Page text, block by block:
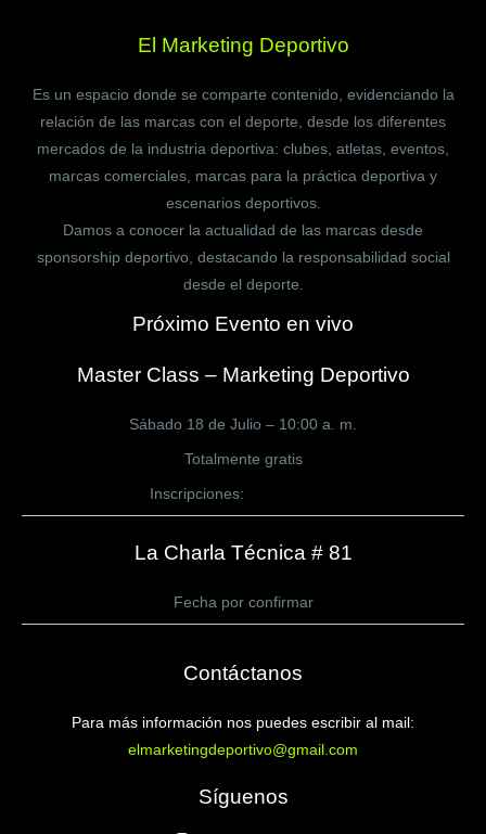
El Marketing Deportivo
Es un espacio donde se comparte contenido, evidenciando la
relación de las marcas con el deporte, desde los diferentes
mercados de la industria deportiva: clubes, atletas, eventos,
marcas comerciales, marcas para la práctica deportiva y
escenarios deportivos.
Damos a conocer la actualidad de las marcas desde
sponsorship deportivo, destacando la responsabilidad social
desde el deporte.
Próximo Evento en vivo
Master Class – Marketing Deportivo
Sábado 18 de Julio – 10:00 a. m.
Totalmente gratis
Inscripciones:
La Charla Técnica # 81
Fecha por confirmar
Contáctanos
Para más información nos puedes escribir al mail:
elmarketingdeportivo@gmail.com
Síguenos